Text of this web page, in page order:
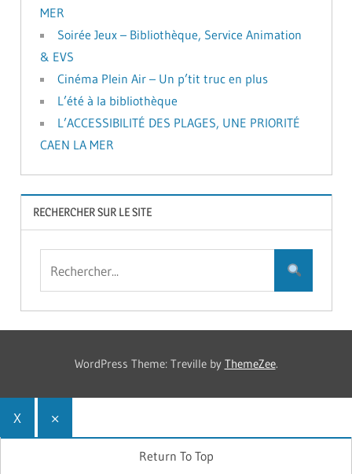
MER
Soirée Jeux – Bibliothèque, Service Animation
& EVS
Cinéma Plein Air – Un p’tit truc en plus
L’été à la bibliothèque
L’ACCESSIBILITÉ DES PLAGES, UNE PRIORITÉ
CAEN LA MER
RECHERCHER SUR LE SITE
WordPress Theme: Treville by ThemeZee.
X ×
Return To Top